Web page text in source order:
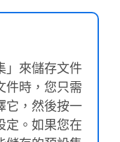
」來儲存文件
件時，您只需
它，然後按一
定。如果您在